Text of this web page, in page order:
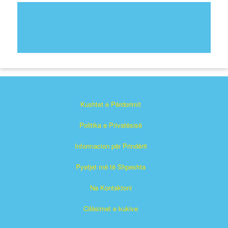
Kushtet e Përdorimit
Politika e Privatësisë
Informacion për Prindërit
Pyetjet më të Shpeshta
Na Kontaktoni
Cilësimet e kukive